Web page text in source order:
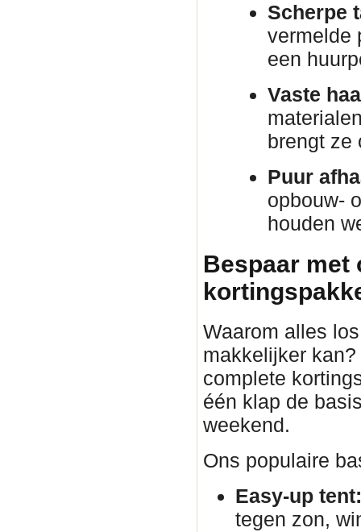
Scherpe
vermelde
een
Vaste
brengt
Puur
opbouw-
houden
Bespaar met
Waarom alles
makkelijker
complete
één klap de
weekend.
Ons populaire
Easy-up tent:
tegen zon,